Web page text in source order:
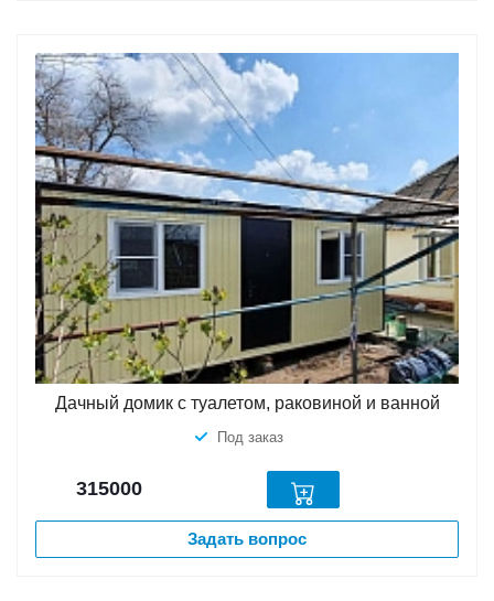
Дачный домик с туалетом, раковиной и ванной
Под заказ
315000
Задать вопрос